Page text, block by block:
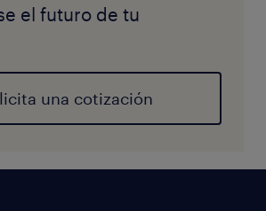
el futuro de tu
una cotización